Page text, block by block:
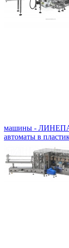
машины -
автоматы в